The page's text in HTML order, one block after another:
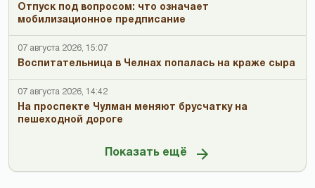
Отпуск под вопросом: что означает
мобилизационное предписание
07 августа 2026, 15:07
Воспитательница в Челнах попалась на краже сыра
07 августа 2026, 14:42
На проспекте Чулман меняют брусчатку на
пешеходной дороге
Показать ещё